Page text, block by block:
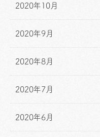
2020年10月
2020年9月
2020年8月
2020年7月
2020年6月